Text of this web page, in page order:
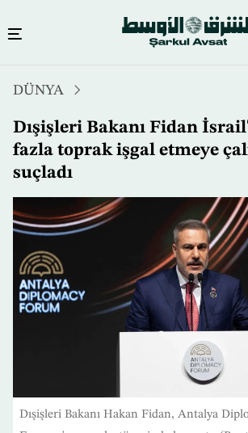
içeriğe
atla
DÜNYA
Dışişleri Bakanı Fidan
fazla toprak işgal etmeye
suçladı
Dışişleri Bakanı Hakan Fidan, Antalya